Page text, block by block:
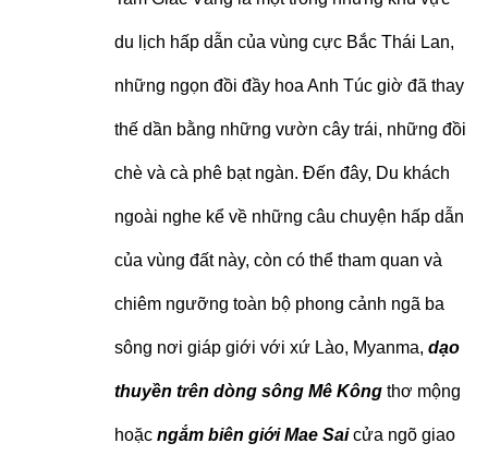
du lịch hấp dẫn của vùng cực Bắc Thái Lan,
những ngọn đồi đầy hoa Anh Túc giờ đã thay
thế dần bằng những vườn cây trái, những đồi
chè và cà phê bạt ngàn. Đến đây, Du khách
ngoài nghe kể về những câu chuyện hấp dẫn
của vùng đất này, còn có thể tham quan và
chiêm ngưỡng toàn bộ phong cảnh ngã ba
sông nơi giáp giới với xứ Lào, Myanma, dạo
thuyền trên dòng sông Mê Kông thơ mộng
hoặc ngắm biên giới Mae Saicửa ngõ giao